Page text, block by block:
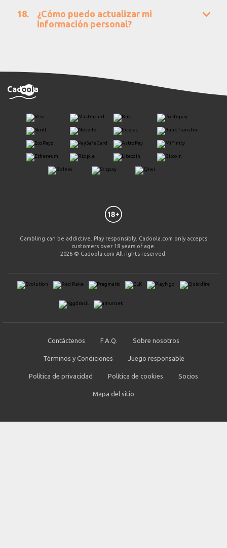
¿Cómo puedo actualizar mi
información personal?
Gambling can be addictive. Play responsibly. Cadoola.com only accepts
customers over 18 years of age.
2026 © Cadoola.com All rights reserved.
Contáctenos F.A.Q. Sobre nosotros
Términos y Condiciones Juego responsable
Política de privacidad Política de cookies Socios
Mapa del sitio